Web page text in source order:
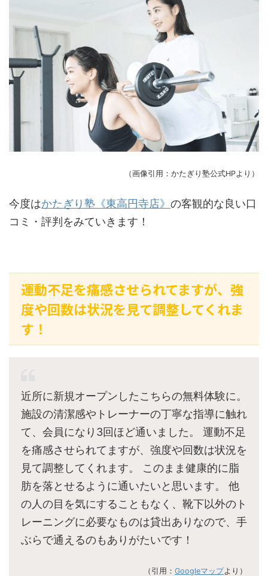
（画像引用：かたぎり塾公式HPより）
今度はかたぎり塾《東高円寺店》 の客観的な良い口
コミ・評判をみていきます！
運動不足を痛感させられてますが、強
度や回数は状況を見て調整してくれま
す！
近所に新規オープンしたこちらの無料体験に。
施設の清潔感やトレーナーの丁寧な指導に触れ
て、会員になり3回ほど通いました。 運動不足
を痛感させられてますが、強度や回数は状況を
見て調整してくれます。 このまま健康的に脂
肪を落とせるように通いたいと思います。 他
の人の目を気にすることもなく、靴下以外のト
レーニングに必要なものは貸出ありなので、手
ぶらで通えるのもありがたいです！
（引用： Googleマップより）